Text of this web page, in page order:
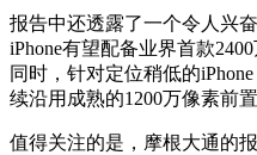
报告中还透露了一个令人兴
iPhone有望配备业界首款
同时，针对定位稍低的
续沿用成熟的1200万像素前
值得关注的是，摩根大通的